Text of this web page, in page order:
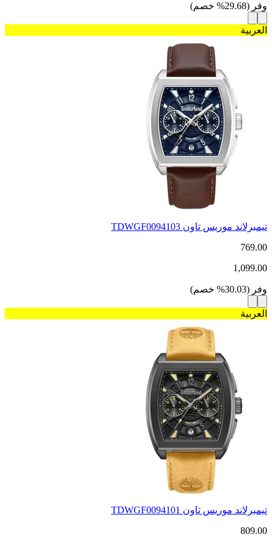
وفر (
29.68
% خصم)
العربية
تيمبرلاند موريس تاون TDWGF0094103
769.00
1,099.00
وفر (
30.03
% خصم)
العربية
تيمبرلاند موريس تاون TDWGF0094101
809.00